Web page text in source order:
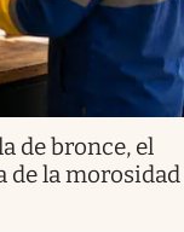
de bronce, el
de la morosidad